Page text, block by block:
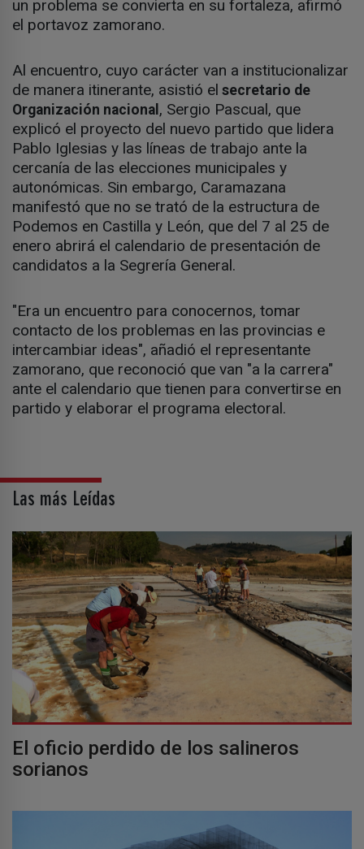
un problema se convierta en su fortaleza, afirmó
el portavoz zamorano.
Al encuentro, cuyo carácter van a institucionalizar
de manera itinerante, asistió el secretario de
Organización nacional , Sergio Pascual, que
explicó el proyecto del nuevo partido que lidera
Pablo Iglesias y las líneas de trabajo ante la
cercanía de las elecciones municipales y
autonómicas. Sin embargo, Caramazana
manifestó que no se trató de la estructura de
Podemos en Castilla y León, que del 7 al 25 de
enero abrirá el calendario de presentación de
candidatos a la Segrería General.
"Era un encuentro para conocernos, tomar
contacto de los problemas en las provincias e
intercambiar ideas", añadió el representante
zamorano, que reconoció que van "a la carrera"
ante el calendario que tienen para convertirse en
partido y elaborar el programa electoral.
Las más Leídas
El oficio perdido de los salineros
sorianos